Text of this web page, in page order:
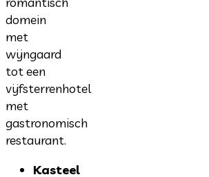
domein
met
wijngaard
tot een
vijfsterrenhotel
met
gastronomisch
restaurant.
Kasteel